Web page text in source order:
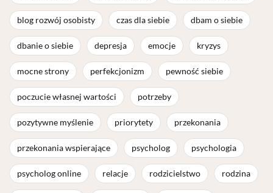
blog rozwój osobisty czas dla siebie dbam o siebie
dbanie o siebie depresja emocje kryzys
mocne strony perfekcjonizm pewność siebie
poczucie własnej wartości potrzeby
pozytywne myślenie priorytety przekonania
przekonania wspierające psycholog psychologia
psycholog online relacje rodzicielstwo rodzina